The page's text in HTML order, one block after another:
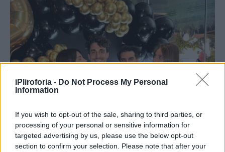
iPliroforia - Do Not Process My Personal
Information
If you wish to opt-out of the sale, sharing to third parties, or
processing of your personal or sensitive information for
targeted advertising by us, please use the below opt-out
section to confirm your selection. Please note that after your